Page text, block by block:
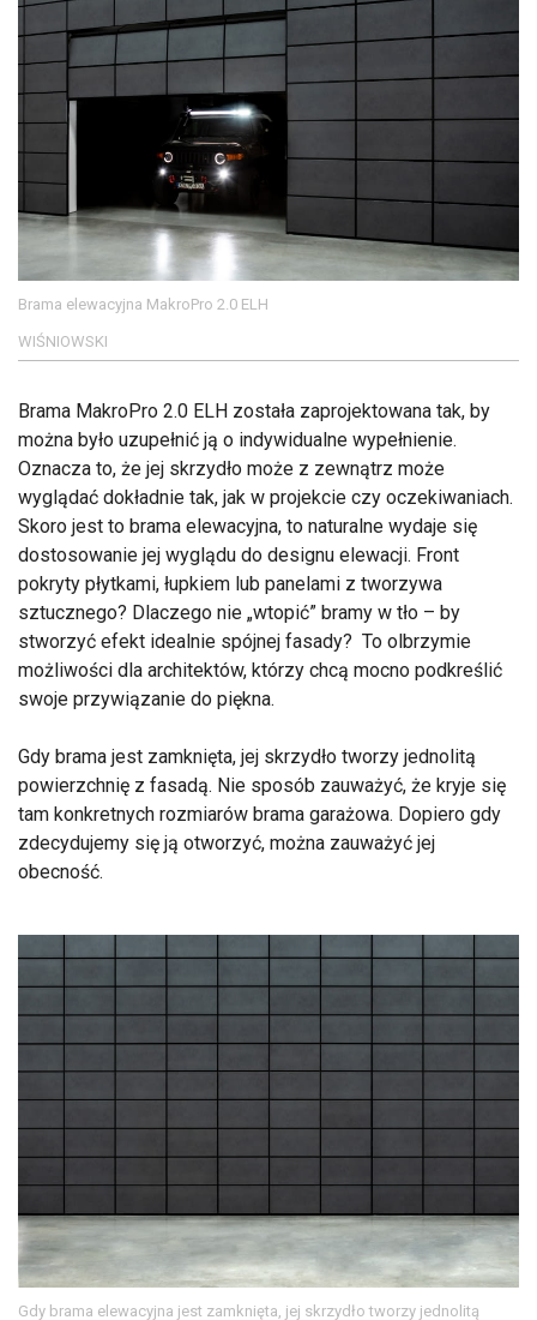
Brama elewacyjna MakroPro 2.0 ELH
WIŚNIOWSKI
Brama MakroPro 2.0 ELH została zaprojektowana tak, by
można było uzupełnić ją o indywidualne wypełnienie.
Oznacza to, że jej skrzydło może z zewnątrz może
wyglądać dokładnie tak, jak w projekcie czy oczekiwaniach.
Skoro jest to brama elewacyjna, to naturalne wydaje się
dostosowanie jej wyglądu do designu elewacji. Front
pokryty płytkami, łupkiem lub panelami z tworzywa
sztucznego? Dlaczego nie „wtopić” bramy w tło – by
stworzyć efekt idealnie spójnej fasady? To olbrzymie
możliwości dla architektów, którzy chcą mocno podkreślić
swoje przywiązanie do piękna.
Gdy brama jest zamknięta, jej skrzydło tworzy jednolitą
powierzchnię z fasadą. Nie sposób zauważyć, że kryje się
tam konkretnych rozmiarów brama garażowa. Dopiero gdy
zdecydujemy się ją otworzyć, można zauważyć jej
obecność.
Gdy brama elewacyjna jest zamknięta, jej skrzydło tworzy jednolitą